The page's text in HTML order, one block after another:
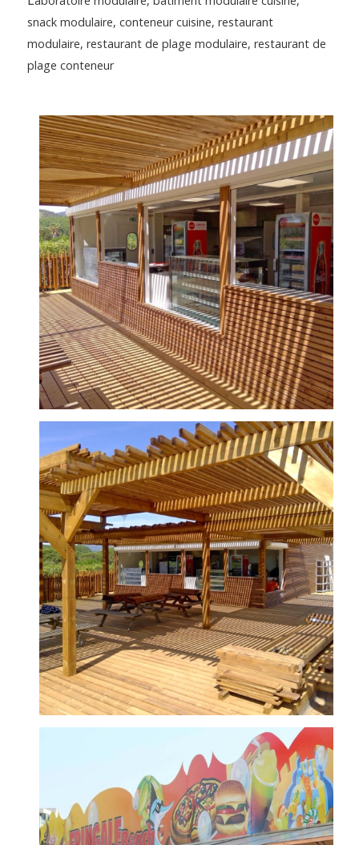
snack modulaire, conteneur cuisine, restaurant
modulaire, restaurant de plage modulaire, restaurant de
plage conteneur